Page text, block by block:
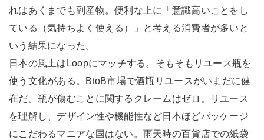
れはあくまでも副産物。便利な上に「意識高いことをし
ている（気持ちよく使える）」と考える消費者が多いと
いう結果になった。
日本の風土はLoopにマッチする。そもそもリユース瓶を
使う文化がある。BtoB市場で酒瓶リユースがいまだに健
在だ。瓶が傷むことに関するクレームはゼロ。リユース
を理解し、デザイン性や機能性など日本ほどパッケージ
にこだわるマニアな国はない。雨天時の百貨店での紙袋